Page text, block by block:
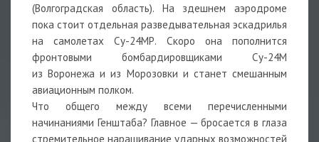
(Волгоградская область). На здешнем аэродроме
пока стоит отдельная разведывательная эскадрилья
на самолетах Су-24МР. Скоро она пополнится
фронтовыми бомбардировщиками Су-24М
из Воронежа и из Морозовки и станет смешанным
авиационным полком.
Что общего между всеми перечисленными
начинаниями Генштаба? Главное — бросается в глаза
стремительное наращивание ударных возможностей